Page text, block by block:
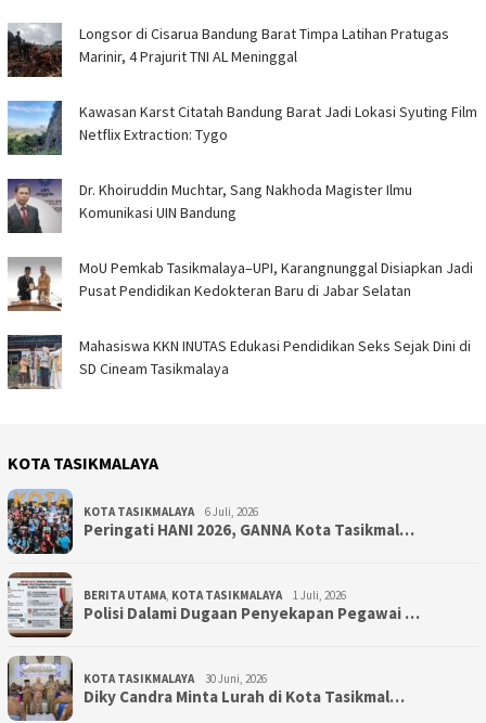
Longsor di Cisarua Bandung Barat Timpa Latihan Pra­tugas
Marinir, 4 Prajurit TNI AL Meninggal
Kawasan Karst Citatah Bandung Barat Jadi Lokasi Syuting Film
Netflix Extraction: Tygo
Dr. Khoiruddin Muchtar, Sang Nakhoda Magister Ilmu
Komunikasi UIN Bandung
MoU Pemkab Tasikmalaya–UPI, Karangnunggal Disiapkan Jadi
Pusat Pendidikan Kedokteran Baru di Jabar Selatan
Mahasiswa KKN INUTAS Edukasi Pendidikan Seks Sejak Dini di
SD Cineam Tasikmalaya
KOTA TASIKMALAYA
KOTA TASIKMALAYA 6 Juli, 2026
Peringati HANI 2026, GANNA Kota Tasikmal…
BERITA UTAMA, KOTA TASIKMALAYA 1 Juli, 2026
Polisi Dalami Dugaan Penyekapan Pegawai …
KOTA TASIKMALAYA 30 Juni, 2026
Diky Candra Minta Lurah di Kota Tasikmal…